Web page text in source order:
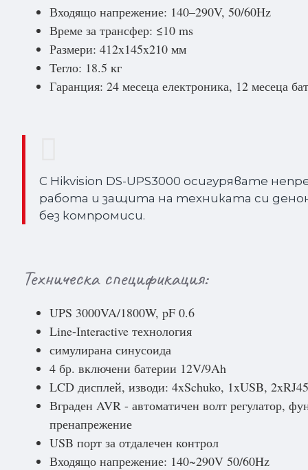
Входящо напрежение: 140–290V, 50/60Hz
Време за трансфер: ≤10 ms
Размери: 412x145x210 мм
Тегло: 18.5 кг
Гаранция: 24 месеца електроника, 12 месеца
С Hikvision DS-UPS3000 осигурявате
работа и защита на техниката си
без компромиси.
Техническа спецификация:
UPS 3000VA/1800W, pF 0.6
Line-Interactive технология
симулирана синусоида
4 бр. включени батерии 12V/9Ah
LCD дисплей, изводи: 4xSchuko, 1xUSB, 2xRJ45
Вграден AVR - автоматичен волт регулатор,
пренапрежение
USB порт за отдалечен контрол
Входящо напрежение: 140~290V 50/60Hz